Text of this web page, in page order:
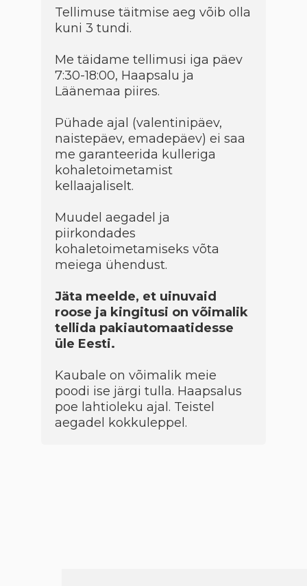
Tellimuse täitmise aeg võib olla
kuni 3 tundi.
Me täidame tellimusi iga päev
7:30-18:00, Haapsalu ja
Läänemaa piires.
Pühade ajal (valentinipäev,
naistepäev, emadepäev) ei saa
me garanteerida kulleriga
kohaletoimetamist
kellaajaliselt.
Muudel aegadel ja
piirkondades
kohaletoimetamiseks võta
meiega ühendust.
Jäta meelde, et uinuvaid
roose ja kingitusi on võimalik
tellida pakiautomaatidesse
üle Eesti.
Kaubale on võimalik meie
poodi ise järgi tulla. Haapsalus
poe lahtioleku ajal. Teistel
aegadel kokkuleppel.